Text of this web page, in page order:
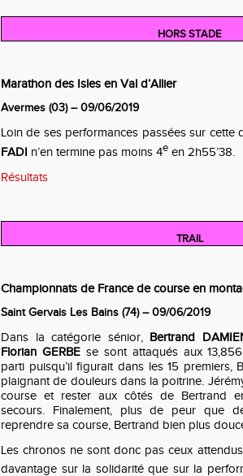
HORS STADE
Marathon des Isles en Val d’Allier
Avermes (03) – 09/06/2019
Loin de ses performances passées sur cette
FADI n’en termine pas moins 4e en 2h55’38.
Résultats
TRAIL
Championnats de France de course en
Saint Gervais Les Bains (74) – 09/06/2019
Dans la catégorie sénior, Bertrand
Florian GERBEse sont attaqués aux
parti puisqu’il figurait dans les 15 premiers,
plaignant de douleurs dans la poitrine.
course et rester aux côtés de Bertrand
secours. Finalement, plus de peur que
reprendre sa course, Bertrand bien plus
Les chronos ne sont donc pas ceux
davantage sur la solidarité que sur la